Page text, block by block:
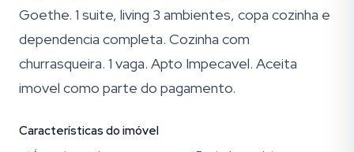
Goethe. 1 suite, living 3 ambientes, copa cozinha e
dependencia completa. Cozinha com
churrasqueira. 1 vaga. Apto Impecavel. Aceita
imovel como parte do pagamento.
Características do imóvel